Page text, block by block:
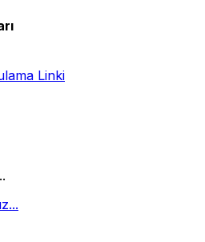
Linki